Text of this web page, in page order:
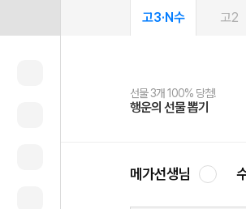
고3·N수 고2
선물 3개 100% 당첨!
행운의 선물 뽑기
선물 100% 증정!
메가스터디 X 올리브
여름방학 스터디 캐시백
메가런 썸머스쿨
2027 러셀 단과
강사 공개선발
스마트러닝앱
설문 EVENT
메가패스
3일 무료 체험권
메가패스 수강생 무료혜택!
메가클럽 멤버십
사회공헌 캠페인
희망이룸 메가나눔
메가선생님